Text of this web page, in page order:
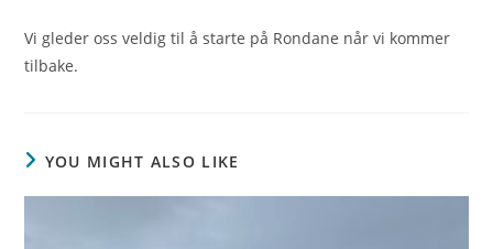
Vi gleder oss veldig til å starte på Rondane når vi kommer
tilbake.
YOU MIGHT ALSO LIKE